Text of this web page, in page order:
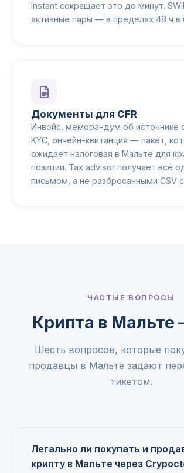
Instant сокращает это до минут.
активные пары — в пределах 48 ч в
Документы для CFR
Инвойс, меморандум об источнике
KYC, ончейн-квитанция — пакет,
ожидает налоговая в Мальте для
позиции. Tax advisor получает всё
письмом, а не разбросанными CSV
ЧАСТЫЕ ВОПРОСЫ
Крипта в Мальте
Шесть вопросов, которые
продавцы в Мальте задают
тикетом.
Легально ли покупать и
крипту в Мальте через